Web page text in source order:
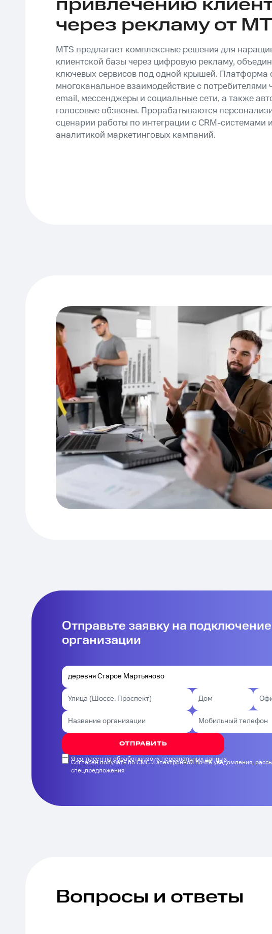
привлечению
через рекламу от
MTS предлагает комплексные решения для
клиентской базы через цифровую рекламу,
ключевых сервисов под одной крышей. Платформа
многоканальное взаимодействие с потребителями
email, мессенджеры и социальные сети, а также
голосовые обзвоны. Прорабатываются
сценарии работы по интеграции с CRM-системами
аналитикой маркетинговых кампаний.
Отправьте заявку на
организации
ОТПРАВИТЬ
Я согласен на обработку моих персональных данных
Согласен получать по СМС и электронной почте уведомления,
спецпредложения
Вопросы и ответы